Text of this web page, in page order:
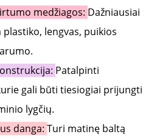
medžiagos: Dažniausiai
plastiko, lengvas, puikios
Patalpinti
gali būti tiesiogiai prijungti
lygčių.
danga: Turi matinę baltą